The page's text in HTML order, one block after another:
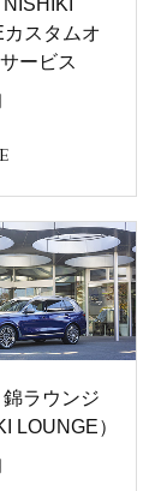
カスタムオ
ービス
ラウンジ
LOUNGE）